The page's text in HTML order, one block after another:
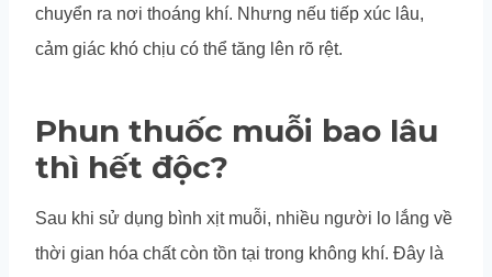
chuyển ra nơi thoáng khí. Nhưng nếu tiếp xúc lâu,
cảm giác khó chịu có thể tăng lên rõ rệt.
Phun thuốc muỗi bao lâu
thì hết độc?
Sau khi sử dụng bình xịt muỗi, nhiều người lo lắng về
thời gian hóa chất còn tồn tại trong không khí. Đây là